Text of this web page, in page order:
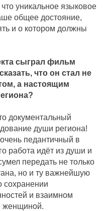
уникальное языковое
общее достояние,
и о котором должны
сыграл фильм
что он стал не
а настоящим
документальный
души региона!
педантичный в
работа идёт из души и
передать не только
но и ту важнейшую
сохранении
и взаимном
женщиной.